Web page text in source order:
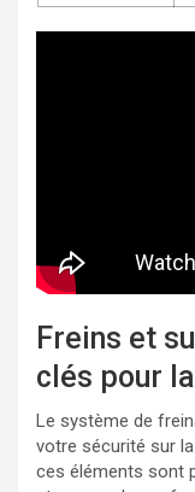
Freins et
clés pour
Le système de
votre sécurité sur
ces éléments sont